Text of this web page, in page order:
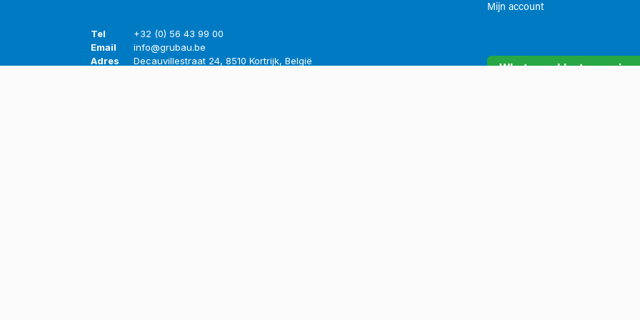
Mijn account
Whatsapp klantenservice
Tel
+32 (0) 56 43 99 00
Email
info@grubau.be
Adres
Decauvillestraat 24, 8510 Kortrijk, België